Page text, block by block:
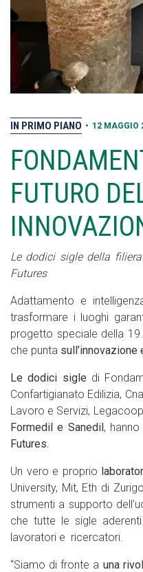
IN PRIMO PIANO • 12 MAGGIO
FUTURO
Le dodici sigle della
Futures
Adattamento e
trasformare i luoghi
progetto speciale della
che punta
Le dodici sigle di
Confartigianato Edilizia,
Lavoro e Servizi,
Formedil e Sanedil,
Futures.
Un vero e proprio
University, Mit, Eth di
strumenti a supporto
che tutte le sigle
lavoratori e ricercatori.
“Siamo di fronte a una